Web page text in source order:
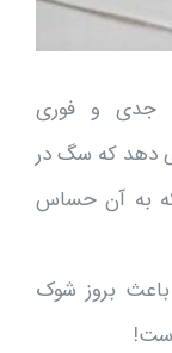
جدی و فوری
دهد که سگ در
که به آن حساس
باعث بروز شوک